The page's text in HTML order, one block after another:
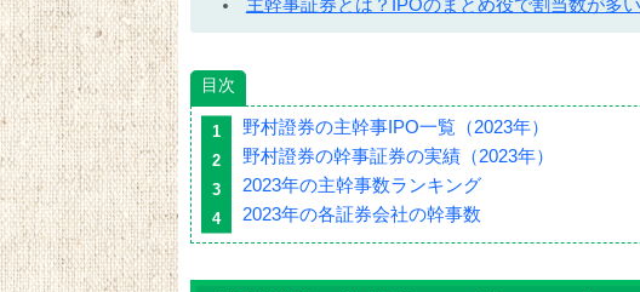
主幹事証券とは？IPOのまとめ役で割当数が多い
目次
野村證券の主幹事IPO一覧（2023年）
野村證券の幹事証券の実績（2023年）
2023年の主幹事数ランキング
2023年の各証券会社の幹事数